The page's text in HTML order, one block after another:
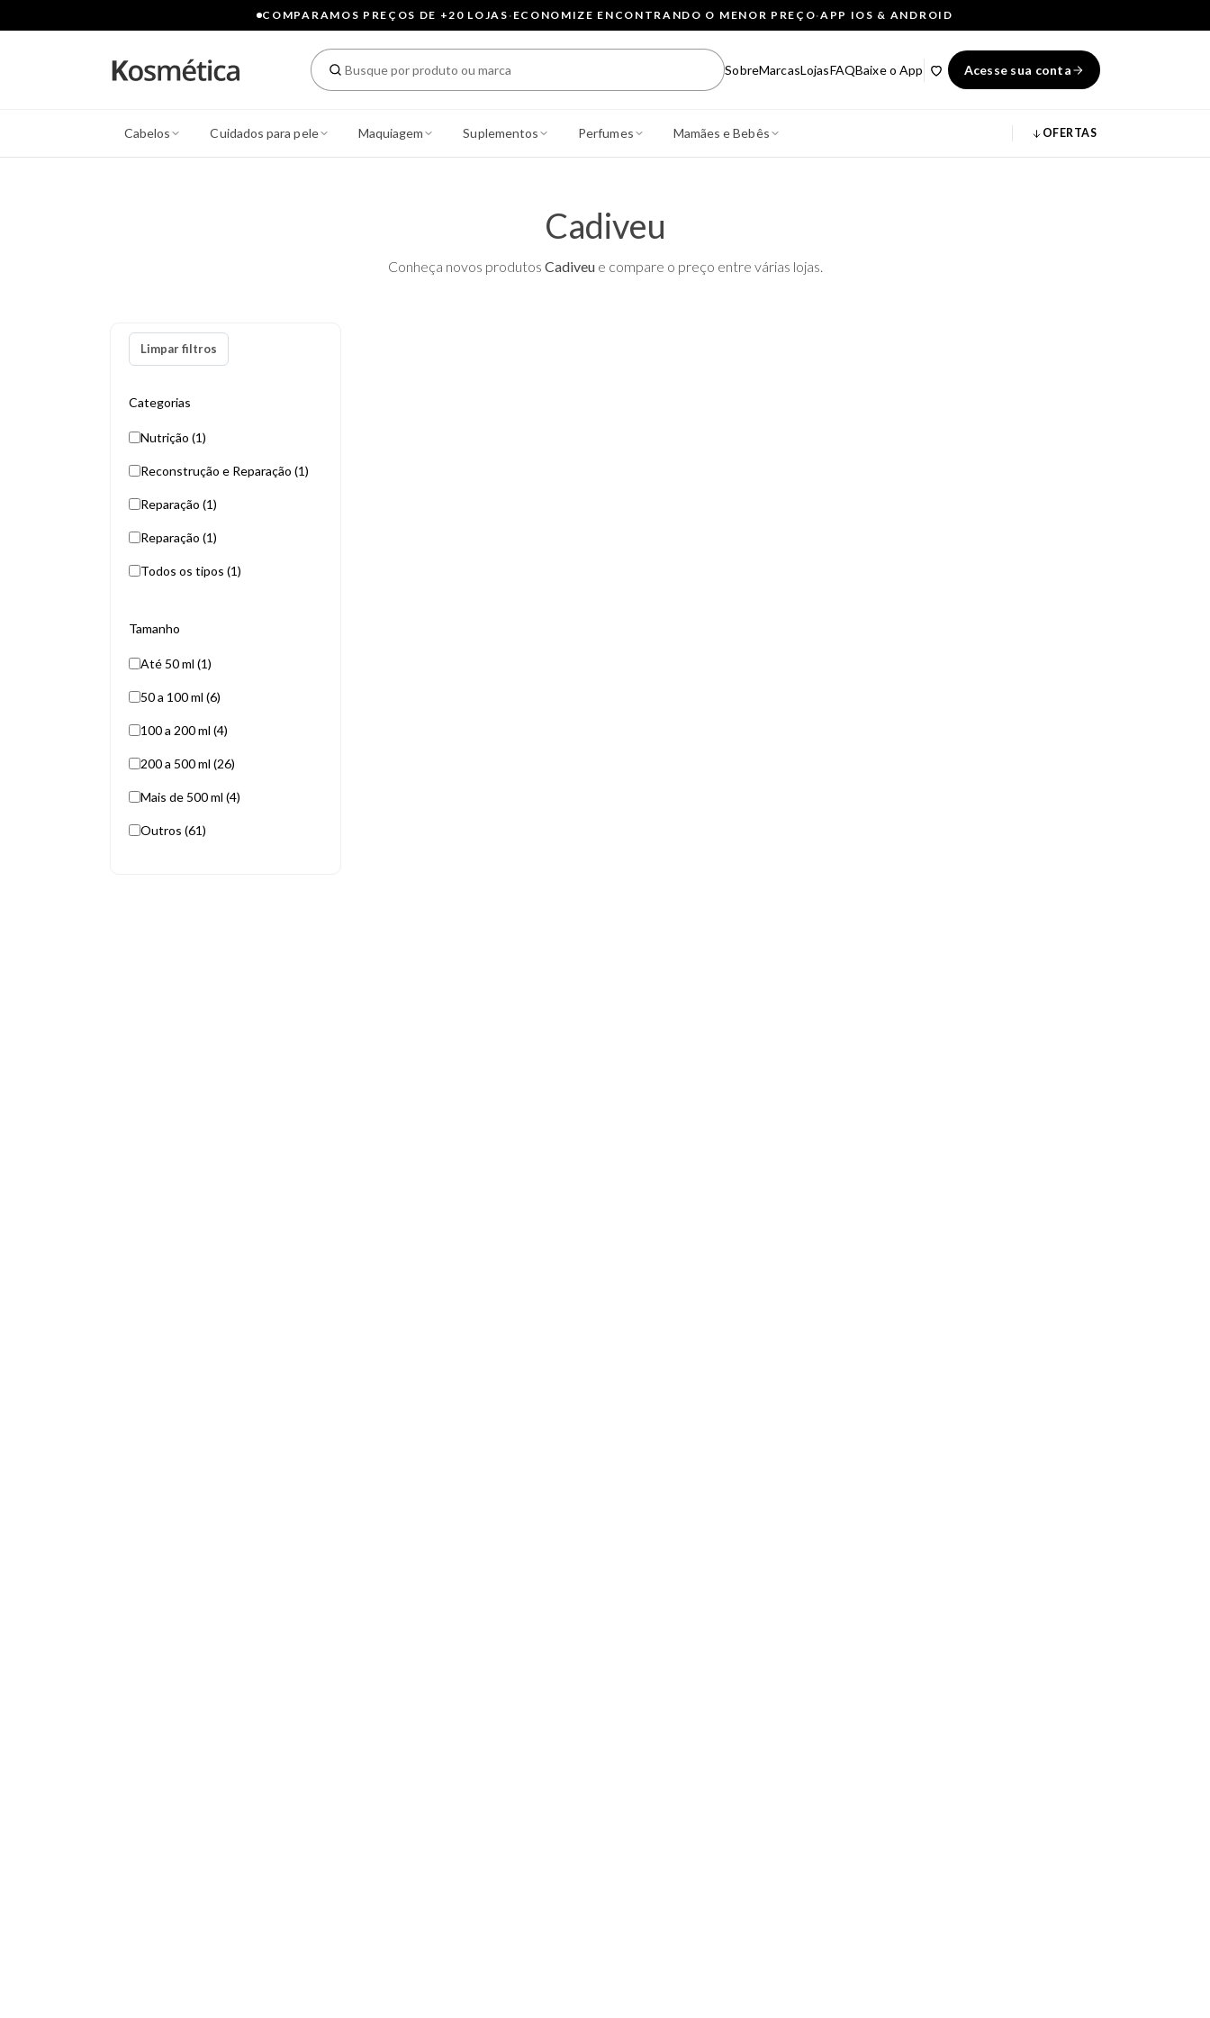
COMPARAMOS PREÇOS DE +20 LOJAS· ECONOMIZE ENCONTRANDO O MENOR PREÇO·APP IOS & ANDROID
SobreMarcasLojasFAQBaixe o App Acesse sua conta
Cabelos Cuidados para pele Maquiagem Suplementos Perfumes Mamães e Bebês OFERTAS
Cadiveu
Conheça novos produtos Cadiveue compare o preço entre várias lojas.
Limpar filtros
Categorias
Nutrição (1)
Reconstrução e Reparação (1)
Reparação (1)
Reparação (1)
Todos os tipos (1)
Tamanho
Até 50 ml (1)
50 a 100 ml (6)
100 a 200 ml (4)
200 a 500 ml (26)
Mais de 500 ml (4)
Outros (61)